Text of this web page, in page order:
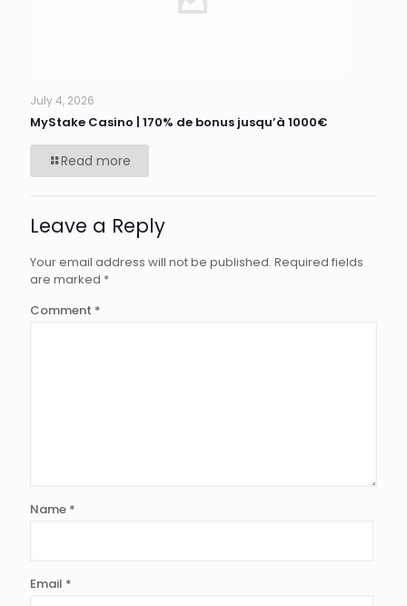
July 4, 2026
MyStake Casino | 170% de bonus jusqu’à 1000€
Read more
Leave a Reply
Your email address will not be published. Required fields
are marked *
Comment *
Name *
Email *